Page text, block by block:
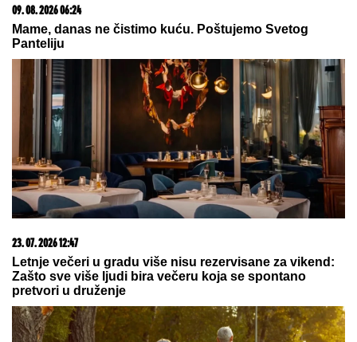
izlaska iz Elite 9 i uzela sve stvari: Ovo su detalji
"ŽELIM BEBU"Jelena Gavrilović
progovorila o svadbi, renoviranju
kuće, zašto je pristala na rijaliti i
obnaživanje: "Išla sam roditeljima da
kažem da odustajem"
Venčali se Georgina i Ronaldo?
Stotine ljudi se OKUPILO ISPRED
šta se dogodilo: Oglasila se sestra
slavnog fudbalera, njegove klupske
obaveze ukazuju samo na jedno